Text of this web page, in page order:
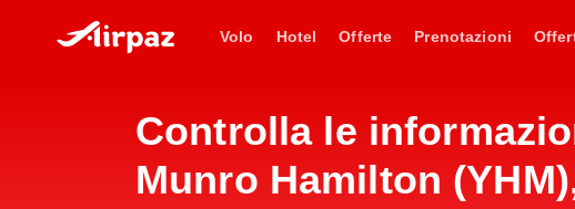
Volo Hotel Offerte Prenotazioni
Controlla le
Munro Hamilton